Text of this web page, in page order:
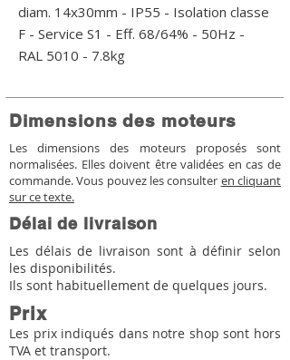
diam. 14x30mm - IP55 - Isolation classe
F - Service S1 - Eff. 68/64% - 50Hz -
RAL 5010 - 7.8kg
Dimensions des moteurs
Les dimensions des moteurs proposés sont
normalisées. Elles doivent être validées en cas de
commande. Vous pouvez les consulter en cliquant
sur ce texte.
Délai de livraison
Les délais de livraison sont à définir selon
les disponibilités.
Ils sont habituellement de quelques jours.
Prix
Les prix indiqués dans notre shop sont hors
TVA et transport.